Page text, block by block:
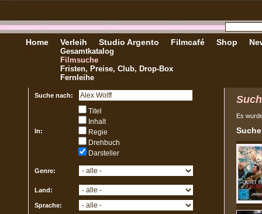
Home Verleih
Gesamtkatalog
Filmsuche
Fristen, Preise, Club, Drop-Box
Fernleihe
Studio Argento Filmcafé Shop
Suche nach:
In:
Titel
Inhalt
Regie
Drehbuch
Darsteller
Genre:
Land:
Sprache:
Es